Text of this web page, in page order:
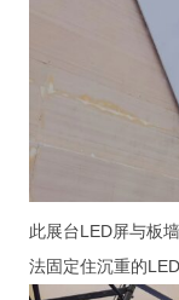
此展台LED屏与板
法固定住沉重的LED